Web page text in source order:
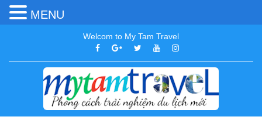
Welcom to My Tam Travel
MENU